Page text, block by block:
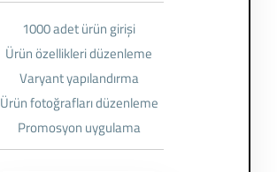
1000 adet ürün girişi
Ürün özellikleri düzenleme
Varyant yapılandırma
Ürün fotoğrafları düzenleme
Promosyon uygulama